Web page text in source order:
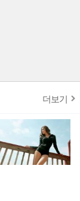
더보기